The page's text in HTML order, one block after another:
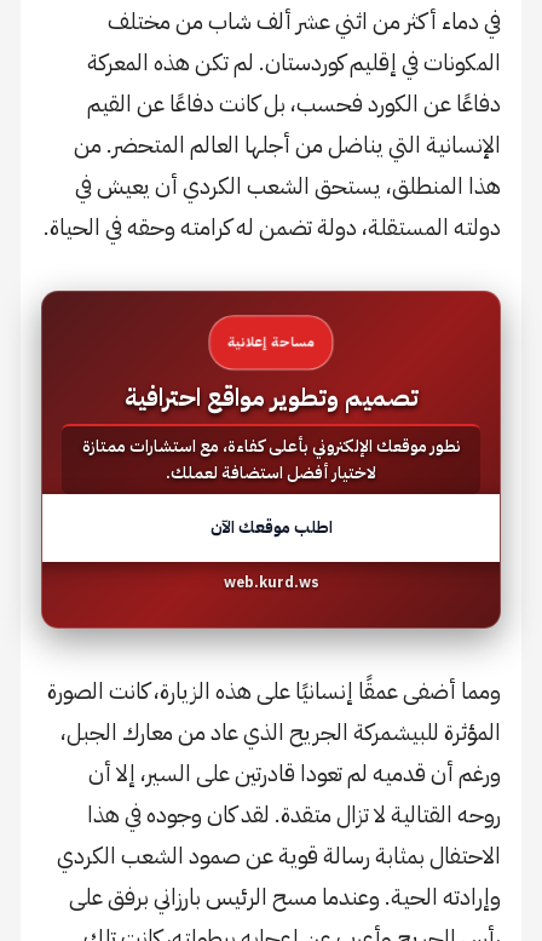
في دماء أكثر من اثني عشر ألف شاب من مختلف
المكونات في إقليم كوردستان. لم تكن هذه المعركة
دفاعًا عن الكورد فحسب، بل كانت دفاعًا عن القيم
الإنسانية التي يناضل من أجلها العالم المتحضر. من
هذا المنطلق، يستحق الشعب الكردي أن يعيش في
دولته المستقلة، دولة تضمن له كرامته وحقه في الحياة.
مساحة إعلانية
تصميم وتطوير مواقع احترافية
نطور موقعك الإلكتروني بأعلى كفاءة، مع استشارات ممتازة
لاختيار أفضل استضافة لعملك.
اطلب موقعك الآن
web.kurd.ws
ومما أضفى عمقًا إنسانيًا على هذه الزيارة، كانت الصورة
المؤثرة للبيشمركة الجريح الذي عاد من معارك الجبل،
ورغم أن قدميه لم تعودا قادرتين على السير، إلا أن
روحه القتالية لا تزال متقدة. لقد كان وجوده في هذا
الاحتفال بمثابة رسالة قوية عن صمود الشعب الكردي
وإرادته الحية. وعندما مسح الرئيس بارزاني برفق على